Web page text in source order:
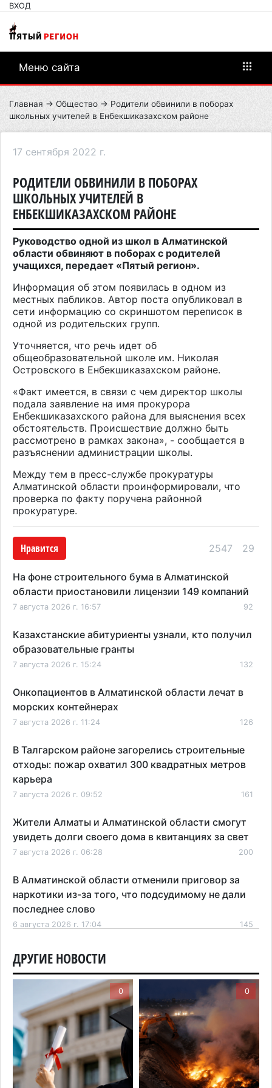
ВХОД
Меню сайта
Главная → Общество → Родители обвинили в поборах
школьных учителей в Енбекшиказахском районе
17 сентября 2022 г.
РОДИТЕЛИ ОБВИНИЛИ В ПОБОРАХ
ШКОЛЬНЫХ УЧИТЕЛЕЙ В
ЕНБЕКШИКАЗАХСКОМ РАЙОНЕ
Руководство одной из школ в Алматинской
области обвиняют в поборах с родителей
учащихся, передает «Пятый регион».
Информация об этом появилась в одном из
местных пабликов. Автор поста опубликовал в
сети информацию со скриншотом переписок в
одной из родительских групп.
Уточняется, что речь идет об
общеобразовательной школе им. Николая
Островского в Енбекшиказахском районе.
«Факт имеется, в связи с чем директор школы
подала заявление на имя прокурора
Енбекшиказахского района для выяснения всех
обстоятельств. Происшествие должно быть
рассмотрено в рамках закона», - сообщается в
разъяснении администрации школы.
Между тем в пресс-службе прокуратуры
Алматинской области проинформировали, что
проверка по факту поручена районной
прокуратуре.
Нравится 2547 29
На фоне строительного бума в Алматинской
области приостановили лицензии 149 компаний
7 августа 2026 г. 16:57 92
Казахстанские абитуриенты узнали, кто получил
образовательные гранты
7 августа 2026 г. 15:24 132
Онкопациентов в Алматинской области лечат в
морских контейнерах
7 августа 2026 г. 11:24 126
В Талгарском районе загорелись строительные
отходы: пожар охватил 300 квадратных метров
карьера
7 августа 2026 г. 09:52 161
Жители Алматы и Алматинской области смогут
увидеть долги своего дома в квитанциях за свет
7 августа 2026 г. 06:28 200
В Алматинской области отменили приговор за
наркотики из-за того, что подсудимому не дали
последнее слово
6 августа 2026 г. 17:04 145
Проезд по БАКАД резко подорожал: в
Алматинской области начали действовать новые
тарифы
6 августа 2026 г. 14:36 195
Сильнейшие дзюдоисты мира приехали на
сборы в Алматинскую область
6 августа 2026 г. 12:12 155
Первый раз с ИИ в первый класс: казахстанских
ДРУГИЕ НОВОСТИ
0 0